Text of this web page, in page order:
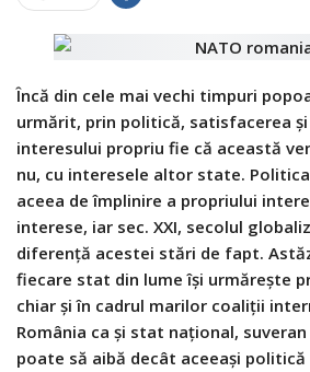
Încă din cele mai vechi timpuri
urmărit, prin politică, satisfacerea
interesului propriu fie că această
nu, cu interesele altor state.
aceea de împlinire a propriului
interese, iar sec. XXI, secolul
diferenţă acestei stări de fapt.
fiecare stat din lume îşi urmăreşte
chiar şi în cadrul marilor coaliţii
România ca şi stat naţional,
poate să aibă decât aceeaşi